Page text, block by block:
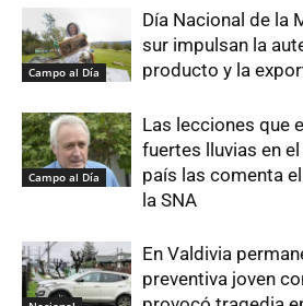
Campo al Día
Día Nacional de la
sur impulsan la
producto y la
Campo al Día
Las lecciones que
fuertes lluvias en
país las comenta
la SNA
En Valdivia
preventiva joven